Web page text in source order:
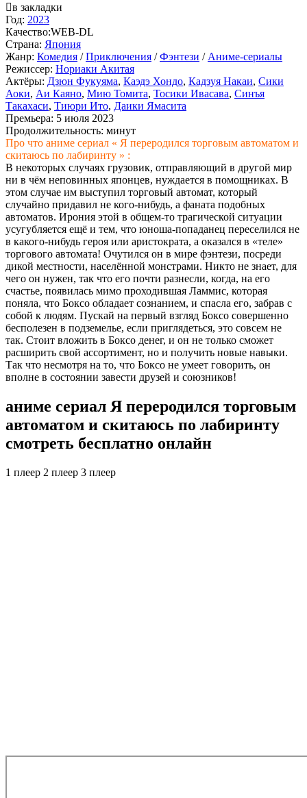
в закладки
Год: 2023
Качество:WEB-DL
Страна: Япония
Жанр: Комедия /Приключения /Фэнтези / Аниме-сериалы
Режиссер: Нориаки Акитая
Актёры: Дзюн Фукуяма, Каэдэ Хондо, Кадзуя Накаи, Сики
Аоки, Аи Каяно, Мию Томита, Тосики Ивасава, Синъя
Такахаси, Тиюри Ито, Даики Ямасита
Премьера: 5 июля 2023
Продолжительность: минут
Про что аниме сериал « Я переродился торговым автоматом и
скитаюсь по лабиринту » :
В некоторых случаях грузовик, отправляющий в другой мир
ни в чём неповинных японцев, нуждается в помощниках. В
этом случае им выступил торговый автомат, который
случайно придавил не кого-нибудь, а фаната подобных
автоматов. Ирония этой в общем-то трагической ситуации
усугубляется ещё и тем, что юноша-попаданец переселился не
в какого-нибудь героя или аристократа, а оказался в «теле»
торгового автомата! Очутился он в мире фэнтези, посреди
дикой местности, населённой монстрами. Никто не знает, для
чего он нужен, так что его почти разнесли, когда, на его
счастье, появилась мимо проходившая Ламмис, которая
поняла, что Боксо обладает сознанием, и спасла его, забрав с
собой к людям. Пускай на первый взгляд Боксо совершенно
бесполезен в подземелье, если приглядеться, это совсем не
так. Стоит вложить в Боксо денег, и он не только сможет
расширить свой ассортимент, но и получить новые навыки.
Так что несмотря на то, что Боксо не умеет говорить, он
вполне в состоянии завести друзей и союзников!
аниме сериал Я переродился торговым
автоматом и скитаюсь по лабиринту
смотреть бесплатно онлайн
1 плеер 2 плеер 3 плеер